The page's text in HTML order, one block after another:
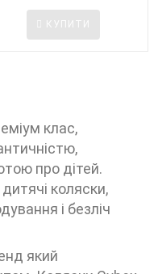
КУПИТИ
клас,
про дітей.
коляски,
і безліч
який